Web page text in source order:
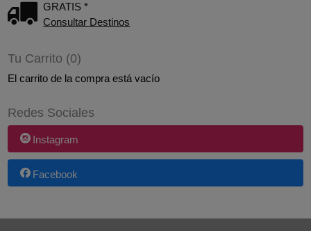
GRATIS *
Consultar Destinos
Tu Carrito (0)
El carrito de la compra está vacío
Redes Sociales
Instagram
Facebook